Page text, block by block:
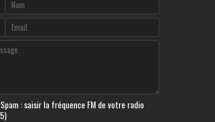
: saisir la fréquence FM de votre radio